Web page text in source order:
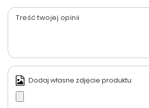
Treść twojej opinii
Dodaj własne zdjęcie produktu: